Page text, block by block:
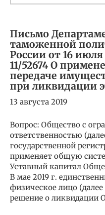
Письмо
таможенной
России от 16 июля
11/52674 О
передаче
при ликвидации
13 августа 2019
Вопрос: Общество с
ответственностью
государственной
применяет общую
Уставный капитал
В мае 2019 г.
физическое лицо
решение о ликвидации